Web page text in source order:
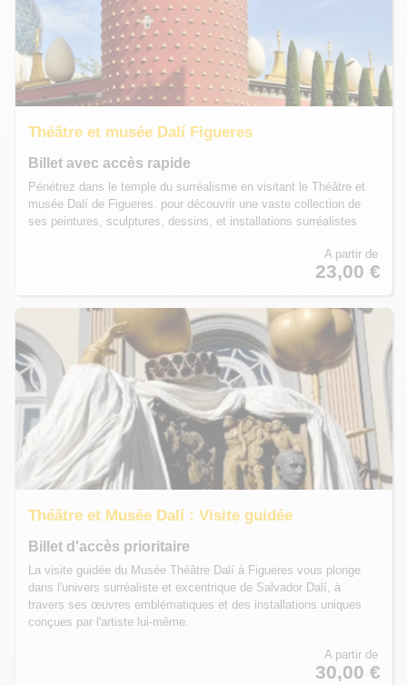
Théâtre et musée Dalí Figueres
Billet avec accès rapide
Pénétrez dans le temple du surréalisme en visitant le Théâtre et
musée Dalí de Figueres. pour découvrir une vaste collection de
ses peintures, sculptures, dessins, et installations surréalistes
A partir de
23,00 €
Théâtre et Musée Dalí : Visite guidée
Billet d'accès prioritaire
La visite guidée du Musée Théâtre Dalí à Figueres vous plonge
dans l'univers surréaliste et excentrique de Salvador Dalí, à
travers ses œuvres emblématiques et des installations uniques
conçues par l'artiste lui-même.
A partir de
30,00 €